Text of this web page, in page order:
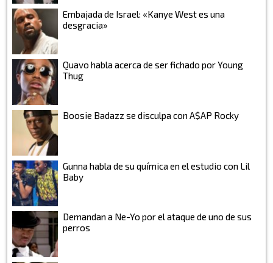
Embajada de Israel: «Kanye West es una
desgracia»
Quavo habla acerca de ser fichado por Young
Thug
Boosie Badazz se disculpa con A$AP Rocky
Gunna habla de su química en el estudio con Lil
Baby
Demandan a Ne-Yo por el ataque de uno de sus
perros